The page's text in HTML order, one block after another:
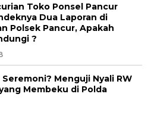
Toko Ponsel Pancur
Dua Laporan di
Polsek Pancur, Apakah
?
Menguji Nyali RW
Membeku di Polda